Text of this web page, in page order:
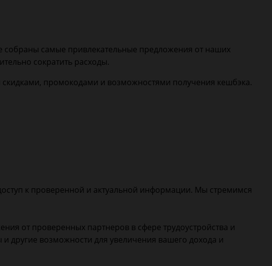
самые привлекательные предложения от наших
сократить расходы.
промокодами и возможностями получения кешбэка.
к проверенной и актуальной информации. Мы стремимся
от проверенных партнеров в сфере трудоустройства и
другие возможности для увеличения вашего дохода и